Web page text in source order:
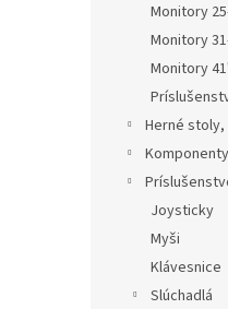
Monitory
Monitory
Monitory
Herné
Komponenty
Joysticky
Myši
Klávesnice
Slúchadlá